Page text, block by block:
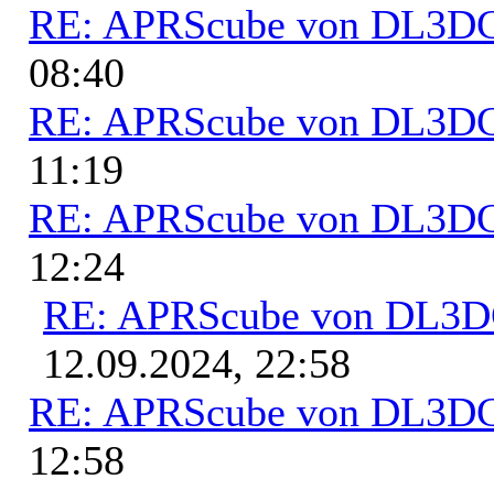
RE: APRScube von
08:40
RE: APRScube von
11:19
RE: APRScube von
12:24
RE: APRScube von
12.09.2024, 22:58
RE: APRScube von
12:58